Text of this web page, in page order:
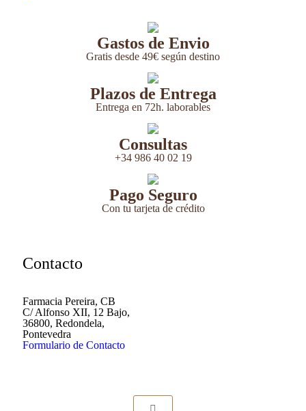
Gastos de Envio
Gratis desde 49€ según destino
Plazos de Entrega
Entrega en 72h. laborables
Consultas
+34 986 40 02 19
Pago Seguro
Con tu tarjeta de crédito
Contacto
Farmacia Pereira, CB
C/ Alfonso XII, 12 Bajo,
36800, Redondela,
Pontevedra
Formulario de Contacto